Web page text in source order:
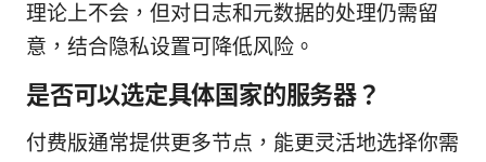
理论上不会，但对日志和元数据的处理仍需留
意，结合隐私设置可降低风险。
是否可以选定具体国家的服务器？
付费版通常提供更多节点，能更灵活地选择你需